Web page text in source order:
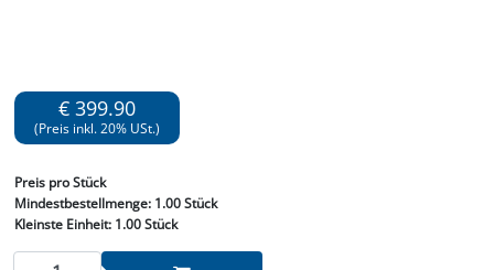
€ 399.90
(Preis inkl. 20% USt.)
Preis pro Stück
Mindestbestellmenge: 1.00 Stück
Kleinste Einheit:1.00 Stück